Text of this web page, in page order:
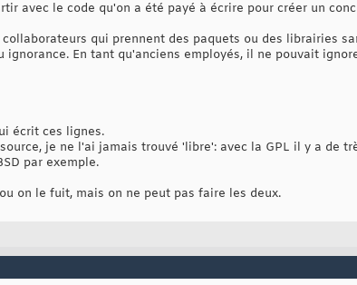
avec le code qu'on a été payé à écrire pour créer un
qui prennent des paquets ou des librairies
En tant qu'anciens employés, il ne pouvait
écrit ces lignes.
je ne l'ai jamais trouvé 'libre': avec la GPL il y a de
par exemple.
on le fuit, mais on ne peut pas faire les deux.